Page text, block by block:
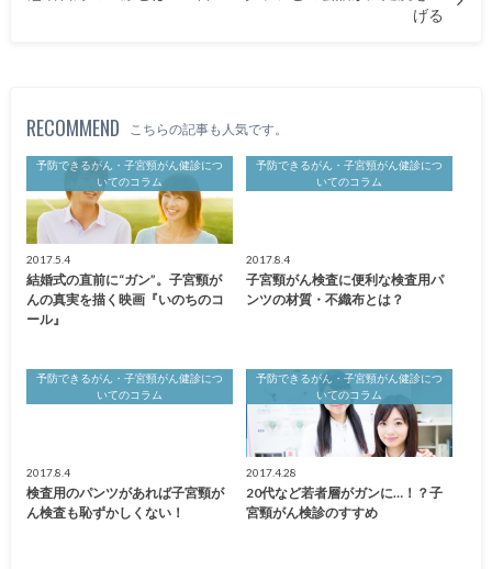
げる
RECOMMEND こちらの記事も人気です。
予防できるがん・子宮頸がん健診につ
いてのコラム
2017.5.4
結婚式の直前に“ガン”。子宮頸が
んの真実を描く映画『いのちのコ
ール』
予防できるがん・子宮頸がん健診につ
いてのコラム
2017.8.4
子宮頸がん検査に便利な検査用パ
ンツの材質・不織布とは？
予防できるがん・子宮頸がん健診につ
いてのコラム
2017.8.4
検査用のパンツがあれば子宮頸が
ん検査も恥ずかしくない！
予防できるがん・子宮頸がん健診につ
いてのコラム
2017.4.28
20代など若者層がガンに…！？子
宮頸がん検診のすすめ